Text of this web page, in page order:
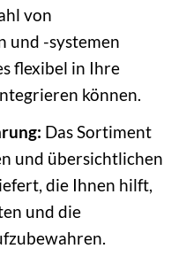
von
und -systemen
flexibel in Ihre
können.
Das Sortiment
und übersichtlichen
die Ihnen hilft,
und die